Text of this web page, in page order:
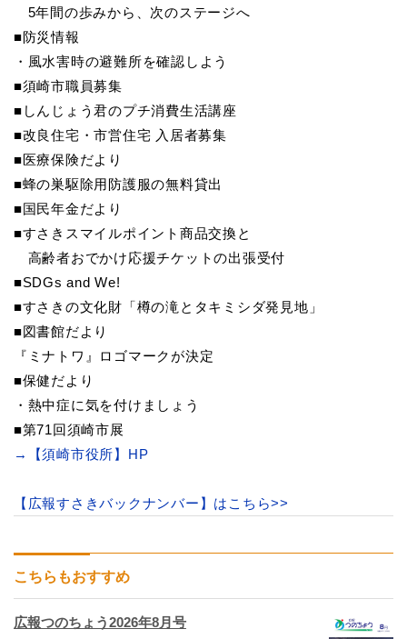
5年間の歩みから、次のステージへ
■防災情報
・風水害時の避難所を確認しよう
■須崎市職員募集
■しんじょう君のプチ消費生活講座
■改良住宅・市営住宅 入居者募集
■医療保険だより
■蜂の巣駆除用防護服の無料貸出
■国民年金だより
■すさきスマイルポイント商品交換と
高齢者おでかけ応援チケットの出張受付
■SDGs and We!
■すさきの文化財「樽の滝とタキミシダ発見地」
■図書館だより
『ミナトワ』ロゴマークが決定
■保健だより
・熱中症に気を付けましょう
■第71回須崎市展
→【須崎市役所】HP
【広報すさきバックナンバー】はこちら>>
こちらもおすすめ
広報つのちょう2026年8月号